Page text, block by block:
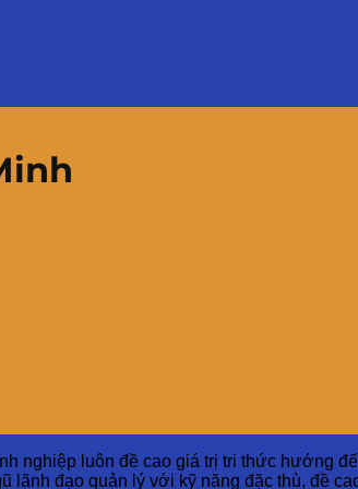
nghiệp luôn đề cao giá trị tri thức hướng
đạo quản lý với kỹ năng đặc thù, đề